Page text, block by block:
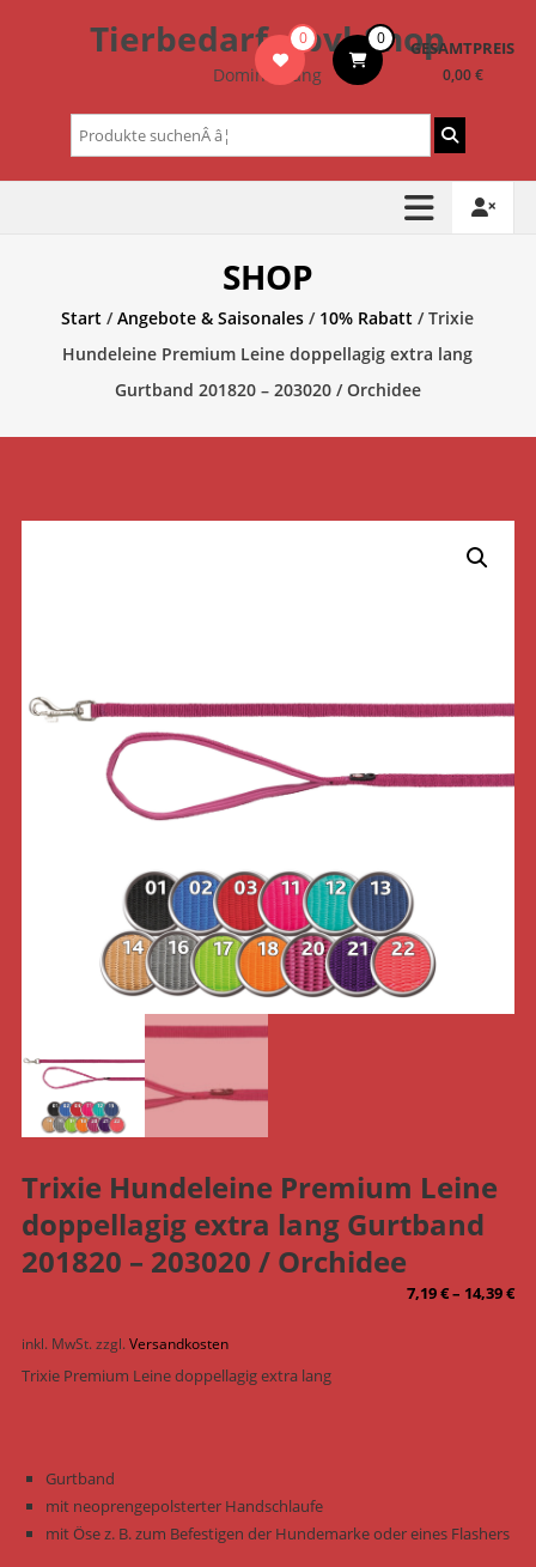
Tierbedarf – bvl-Shop
Dominik Lang
0 0 GESAMTPREIS
0,00 €
Suchen
nach:
SHOP
Start /Angebote & Saisonales / 10% Rabatt / Trixie
Hundeleine Premium Leine doppellagig extra lang
Gurtband 201820 – 203020 / Orchidee
Trixie Hundeleine Premium Leine
doppellagig extra lang Gurtband
201820 – 203020 / Orchidee
7,19€– 14,39€
inkl. MwSt.zzgl.Versandkosten
Trixie Premium Leine doppellagig extra lang
Gurtband
mit neoprengepolsterter Handschlaufe
mit Öse z. B. zum Befestigen der Hundemarke oder eines Flashers